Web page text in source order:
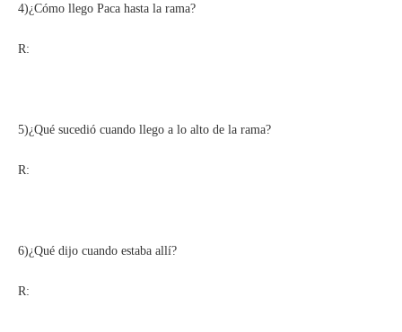
4)¿Cómo llego Paca hasta la rama?
R:
5)¿Qué sucedió cuando llego a lo alto de la rama?
R:
6)¿Qué dijo cuando estaba allí?
R: